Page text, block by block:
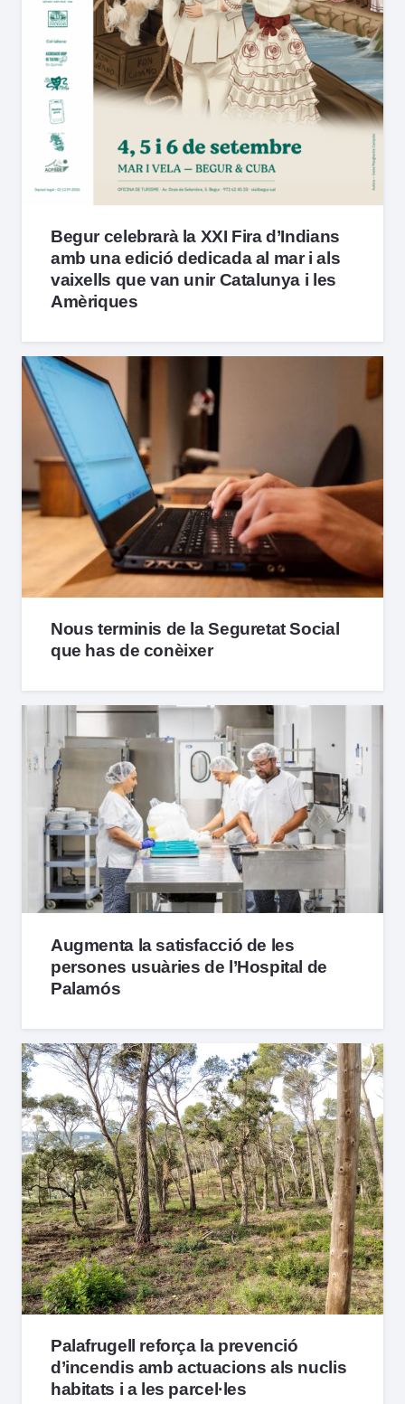
Begur celebrarà la XXI Fira d’Indians
amb una edició dedicada al mar i als
vaixells que van unir Catalunya i les
Amèriques
Nous terminis de la Seguretat Social
que has de conèixer
Augmenta la satisfacció de les
persones usuàries de l’Hospital de
Palamós
Palafrugell reforça la prevenció
d’incendis amb actuacions als nuclis
habitats i a les parcel·les